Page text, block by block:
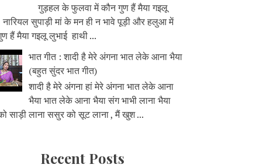
गुड़हल के फुलवा में कौन गुण हैं मैया गइलू
सुपाड़ी मां के मन ही न भावे पूड़ी और हलुआ में
हैं मैया गइलू लुभाई हाथी ...
भात गीत : शादी है मेरे अंगना भात लेके आना भैया
(बहुत सुंदर भात गीत)
शादी है मेरे अंगना हां मेरे अंगना भात लेके आना
भैया भात लेके आना भैया संग भाभी लाना भैया
साड़ी लाना ससुर को सूट लाना , मैं खुश ...
Recent Posts